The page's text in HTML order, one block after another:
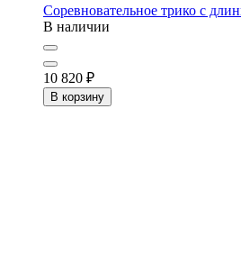
Соревновательное трико с
В наличии
10 820 ₽
В корзину